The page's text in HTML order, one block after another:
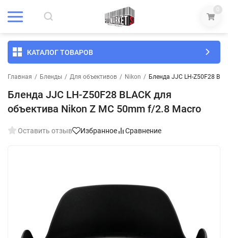
0
КАТАЛОГ ТОВАРОВ
Главная / Бленды / Для объективов / Nikon / Бленда JJC LH-Z50F28
Бленда JJC LH-Z50F28 BLACK для
объектива Nikon Z MC 50mm f/2.8 Macro
Оставить отзыв Избранное Сравнение